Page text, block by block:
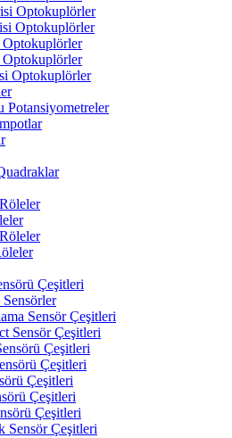
Optokuplörler
Optokuplörler
Optokuplörler
Optokuplörler
Optokuplörler
Potansiyometreler
Çeşitleri
Sensör Çeşitleri
Sensör Çeşitleri
Çeşitleri
Çeşitleri
Çeşitleri
Çeşitleri
Çeşitleri
Sensör Çeşitleri